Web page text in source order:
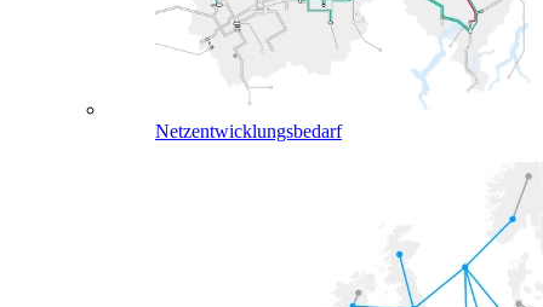
Netzentwicklungsbedarf